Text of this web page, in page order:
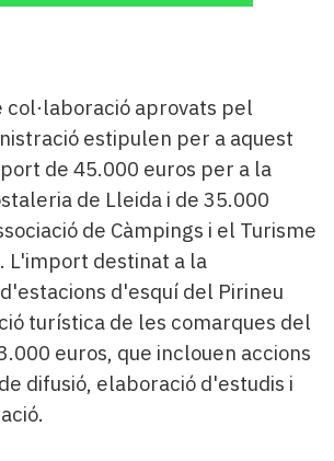
col·laboració aprovats pel
estipulen per a aquest
de 45.000 euros per a la
de Lleida i de 35.000
de Càmpings i el Turisme
L'import destinat a la
d'esquí del Pirineu
turística de les comarques del
euros, que inclouen accions
difusió, elaboració d'estudis i